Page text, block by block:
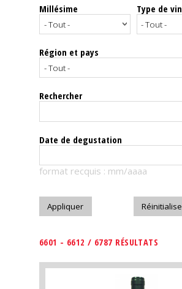
Notes
dégustation
Le
magazine
Télécharger
Millésime Type de vin
Région et pays
Rechercher
Date de degustation
format recquis : mm/aaaa
6601 - 6612 / 6787 RÉSULTATS